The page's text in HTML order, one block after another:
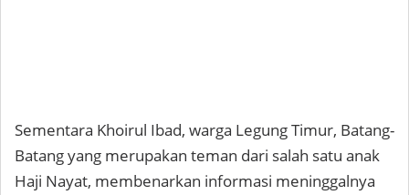
Sementara Khoirul Ibad, warga Legung Timur, Batang-
Batang yang merupakan teman dari salah satu anak
Haji Nayat, membenarkan informasi meninggalnya